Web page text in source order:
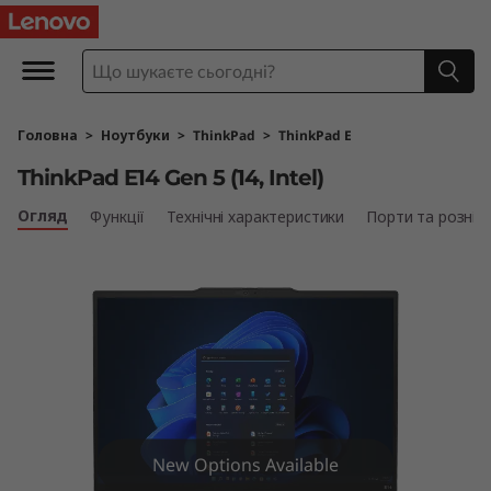
T
h
n
k
Головна > Ноутбуки > ThinkPad > ThinkPad E
ThinkPad E14 Gen 5 (14, Intel)
Огляд Функції Технічні характеристики Порти та
New Options Available